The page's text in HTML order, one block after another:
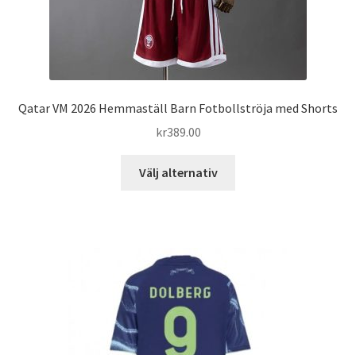
Qatar VM 2026 Hemmaställ Barn Fotbollströja med Shorts
kr389.00
Välj alternativ
olika
alternativen
kan